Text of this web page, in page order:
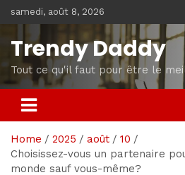
to
content
samedi, août 8, 2026
Trendy Daddy
Tout ce qu'il faut pour être le
Home 2025 août
10
Choisissez-vous un partenaire
monde sauf vous-même?